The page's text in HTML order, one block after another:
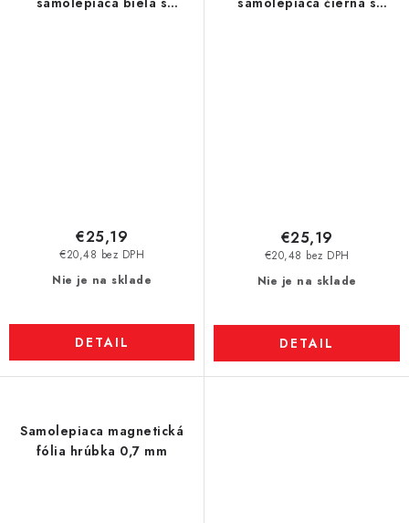
Nie je na sklade
€20,48 bez DPH
€25,19
DETAIL
Nie je na sklade
€20,48 bez DPH
€25,19
DETAIL
Samolepiaca magnetická
fólia hrúbka 0,7 mm